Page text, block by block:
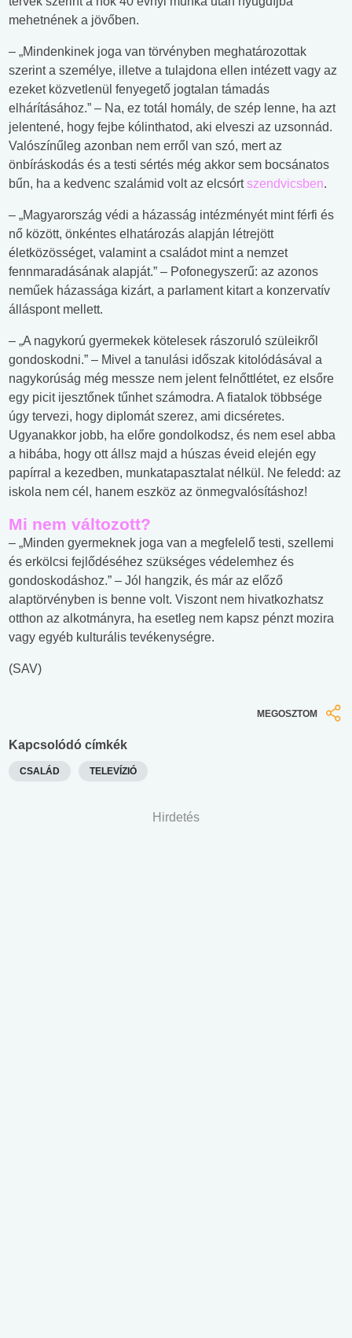
mehetnének a jövőben.
– „Mindenkinek joga van törvényben meghatározottak
szerint a személye, illetve a tulajdona ellen intézett vagy az
ezeket közvetlenül fenyegető jogtalan támadás
elhárításához.” – Na, ez totál homály, de szép lenne, ha azt
jelentené, hogy fejbe kólinthatod, aki elveszi az uzsonnád.
Valószínűleg azonban nem erről van szó, mert az
önbíráskodás és a testi sértés még akkor sem bocsánatos
bűn, ha a kedvenc szalámid volt az elcsórtszendvicsben.
– „Magyarország védi a házasság intézményét mint férfi és
nő között, önkéntes elhatározás alapján létrejött
életközösséget, valamint a családot mint a nemzet
fennmaradásának alapját.” – Pofonegyszerű: az azonos
neműek házassága kizárt, a parlament kitart a konzervatív
álláspont mellett.
– „A nagykorú gyermekek kötelesek rászoruló szüleikről
gondoskodni.” – Mivel a tanulási időszak kitolódásával a
nagykorúság még messze nem jelent felnőttlétet, ez elsőre
egy picit ijesztőnek tűnhet számodra. A fiatalok többsége
úgy tervezi, hogy diplomát szerez, ami dicséretes.
Ugyanakkor jobb, ha előre gondolkodsz, és nem esel abba
a hibába, hogy ott állsz majd a húszas éveid elején egy
papírral a kezedben, munkatapasztalat nélkül. Ne feledd: az
iskola nem cél, hanem eszköz az önmegvalósításhoz!
Mi nem változott?
– „Minden gyermeknek joga van a megfelelő testi, szellemi
és erkölcsi fejlődéséhez szükséges védelemhez és
gondoskodáshoz.” – Jól hangzik, és már az előző
alaptörvényben is benne volt. Viszont nem hivatkozhatsz
otthon az alkotmányra, ha esetleg nem kapsz pénzt mozira
vagy egyéb kulturális tevékenységre.
(SAV)
MEGOSZTOM
Kapcsolódó címkék
CSALÁD TELEVÍZIÓ
Hirdetés